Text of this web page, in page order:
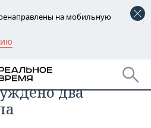
на мобильную
пьяного
два